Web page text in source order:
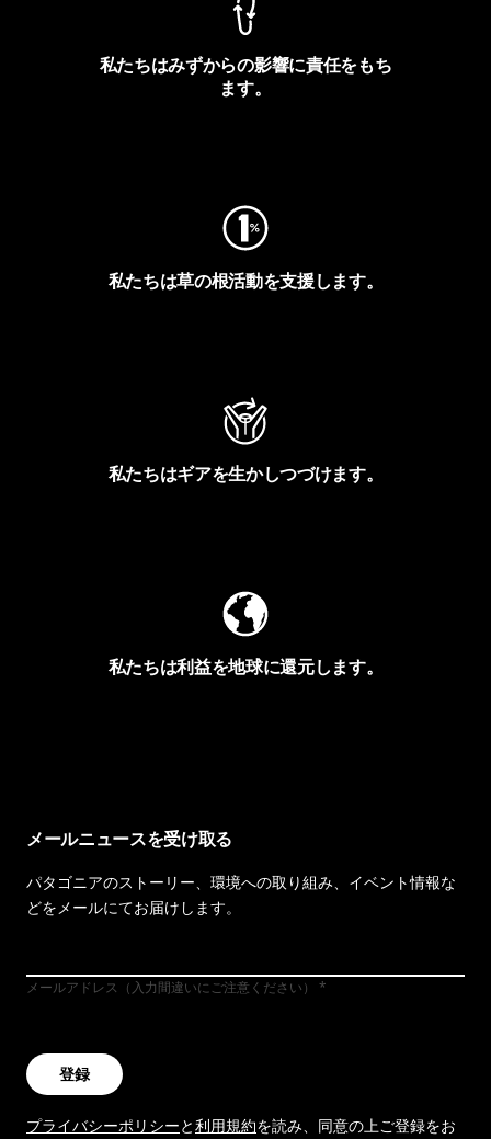
私たちはみずからの影響に責任をもち
ます。
私たちは草の根活動を支援します。
私たちはギアを生かしつづけます。
私たちは利益を地球に還元します。
メールニュースを受け取る
パタゴニアのストーリー、環境への取り組み、イベント情報な
どをメールにてお届けします。
メールアドレス（入力間違いにご注意ください）
登録
プライバシーポリシーと利用規約を読み、同意の上ご登録をお